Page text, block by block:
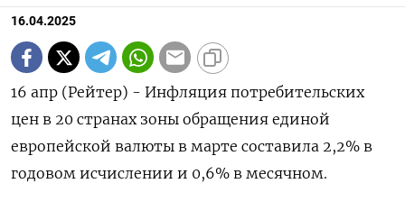
16.04.2025
16 апр (Рейтер) - Инфляция потребительских
цен в 20 странах зоны обращения единой
европейской валюты в марте составила 2,2% в
годовом исчислении и 0,6% в месячном.